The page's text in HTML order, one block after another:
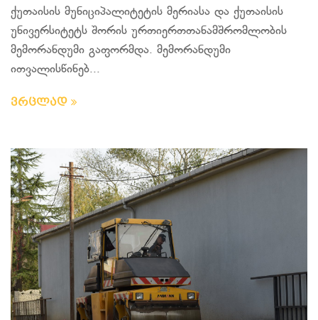
ქუთაისის მუნიციპალიტეტის მერიასა და ქუთაისის
უნივერსიტეტს შორის ურთიერთთანამშრომლობის
მემორანდუმი გაფორმდა. მემორანდუმი
ითვალისწინებ...
ვრცლად